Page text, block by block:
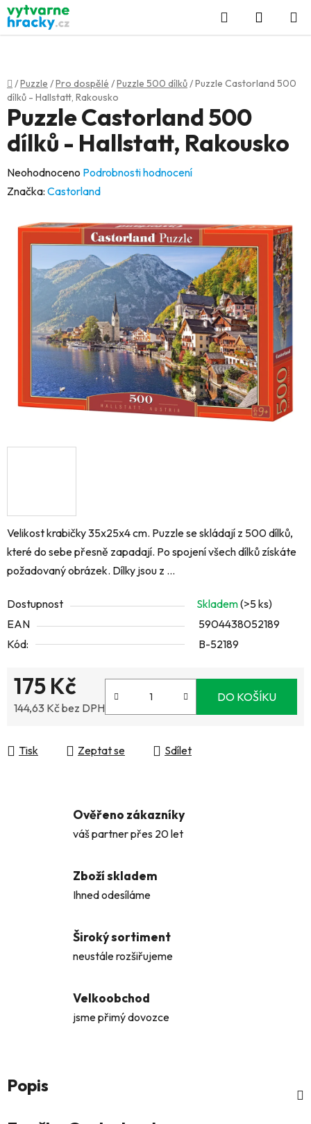
Přejít
na
obsah
Hledat
KOŠÍK
Domů
/Puzzle /Pro dospělé /Puzzle 500 dílků/Puzzle Castorland 500
dílků - Hallstatt, Rakousko
Velikost krabičky 35x25x4 cm. Puzzle se skládají z 500 dílků,
které do sebe přesně zapadají. Po spojení všech dílků získáte
požadovaný obrázek. Dílky jsou z ...
Dostupnost Skladem(>5 ks)
EAN
5904438052189
Kód:
B-52189
175 Kč
144,63 Kč bez DPH
DO KOŠÍKU
Tisk Zeptat se Sdílet
Puzzle Castorland 500
dílků - Hallstatt, Rakousko
Průměrné
hodnocení
hvězdiček.
Neohodnoceno Podrobnosti hodnocení
Značka: Castorland
Ověřeno zákazníky
váš partner přes 20 let
Zboží skladem
Ihned odesíláme
Široký sortiment
neustále rozšiřujeme
Velkoobchod
jsme přimý dovozce
Popis